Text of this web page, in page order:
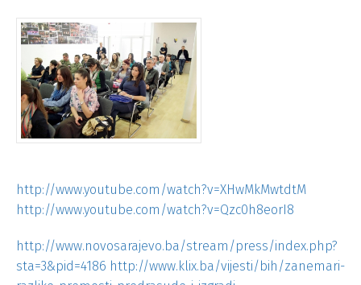
http://www.youtube.com/watch?v=XHwMkMwtdtM
http://www.youtube.com/watch?v=Qzc0h8eorI8
http://www.novosarajevo.ba/stream/press/index.php?
sta=3&pid=4186 http://www.klix.ba/vijesti/bih/zanemari-